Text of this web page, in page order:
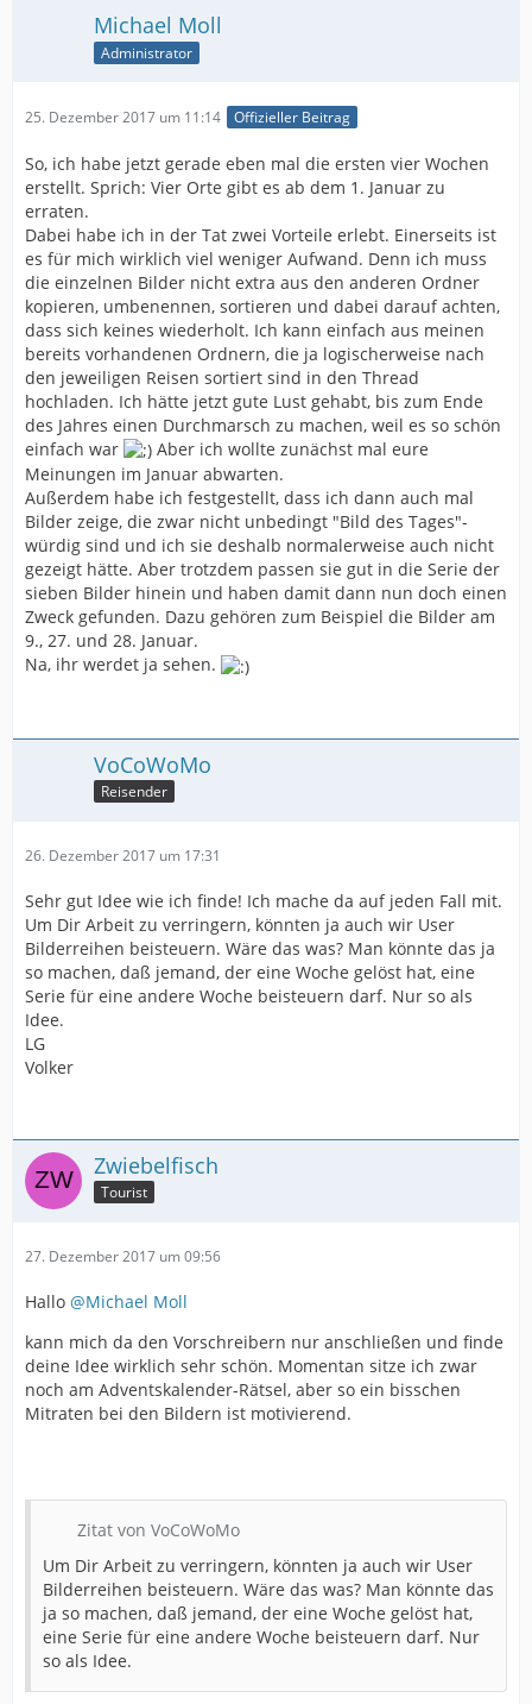
Michael Moll
Administrator
25. Dezember 2017 um 11:14 Offizieller Beitrag
So, ich habe jetzt gerade eben mal die ersten vier Wochen
erstellt. Sprich: Vier Orte gibt es ab dem 1. Januar zu
erraten.
Dabei habe ich in der Tat zwei Vorteile erlebt. Einerseits ist
es für mich wirklich viel weniger Aufwand. Denn ich muss
die einzelnen Bilder nicht extra aus den anderen Ordner
kopieren, umbenennen, sortieren und dabei darauf achten,
dass sich keines wiederholt. Ich kann einfach aus meinen
bereits vorhandenen Ordnern, die ja logischerweise nach
den jeweiligen Reisen sortiert sind in den Thread
hochladen. Ich hätte jetzt gute Lust gehabt, bis zum Ende
des Jahres einen Durchmarsch zu machen, weil es so schön
einfach war
Aber ich wollte zunächst mal eure
Meinungen im Januar abwarten.
Außerdem habe ich festgestellt, dass ich dann auch mal
Bilder zeige, die zwar nicht unbedingt "Bild des Tages"-
würdig sind und ich sie deshalb normalerweise auch nicht
gezeigt hätte. Aber trotzdem passen sie gut in die Serie der
sieben Bilder hinein und haben damit dann nun doch einen
Zweck gefunden. Dazu gehören zum Beispiel die Bilder am
9., 27. und 28. Januar.
Na, ihr werdet ja sehen.
VoCoWoMo
Reisender
26. Dezember 2017 um 17:31
Sehr gut Idee wie ich finde! Ich mache da auf jeden Fall mit.
Um Dir Arbeit zu verringern, könnten ja auch wir User
Bilderreihen beisteuern. Wäre das was? Man könnte das ja
so machen, daß jemand, der eine Woche gelöst hat, eine
Serie für eine andere Woche beisteuern darf. Nur so als
Idee.
LG
Volker
Zwiebelfisch
Tourist
27. Dezember 2017 um 09:56
Hallo @Michael Moll
kann mich da den Vorschreibern nur anschließen und finde
deine Idee wirklich sehr schön. Momentan sitze ich zwar
noch am Adventskalender-Rätsel, aber so ein bisschen
Mitraten bei den Bildern ist motivierend.
Zitat von VoCoWoMo
Um Dir Arbeit zu verringern, könnten ja auch wir User
Bilderreihen beisteuern. Wäre das was? Man könnte das
ja so machen, daß jemand, der eine Woche gelöst hat,
eine Serie für eine andere Woche beisteuern darf. Nur
so als Idee.